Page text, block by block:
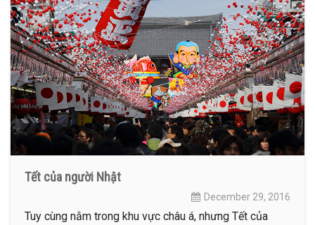
Tết của người Nhật
December 29, 2016
Tuy cùng nằm trong khu vực châu á, nhưng Tết của